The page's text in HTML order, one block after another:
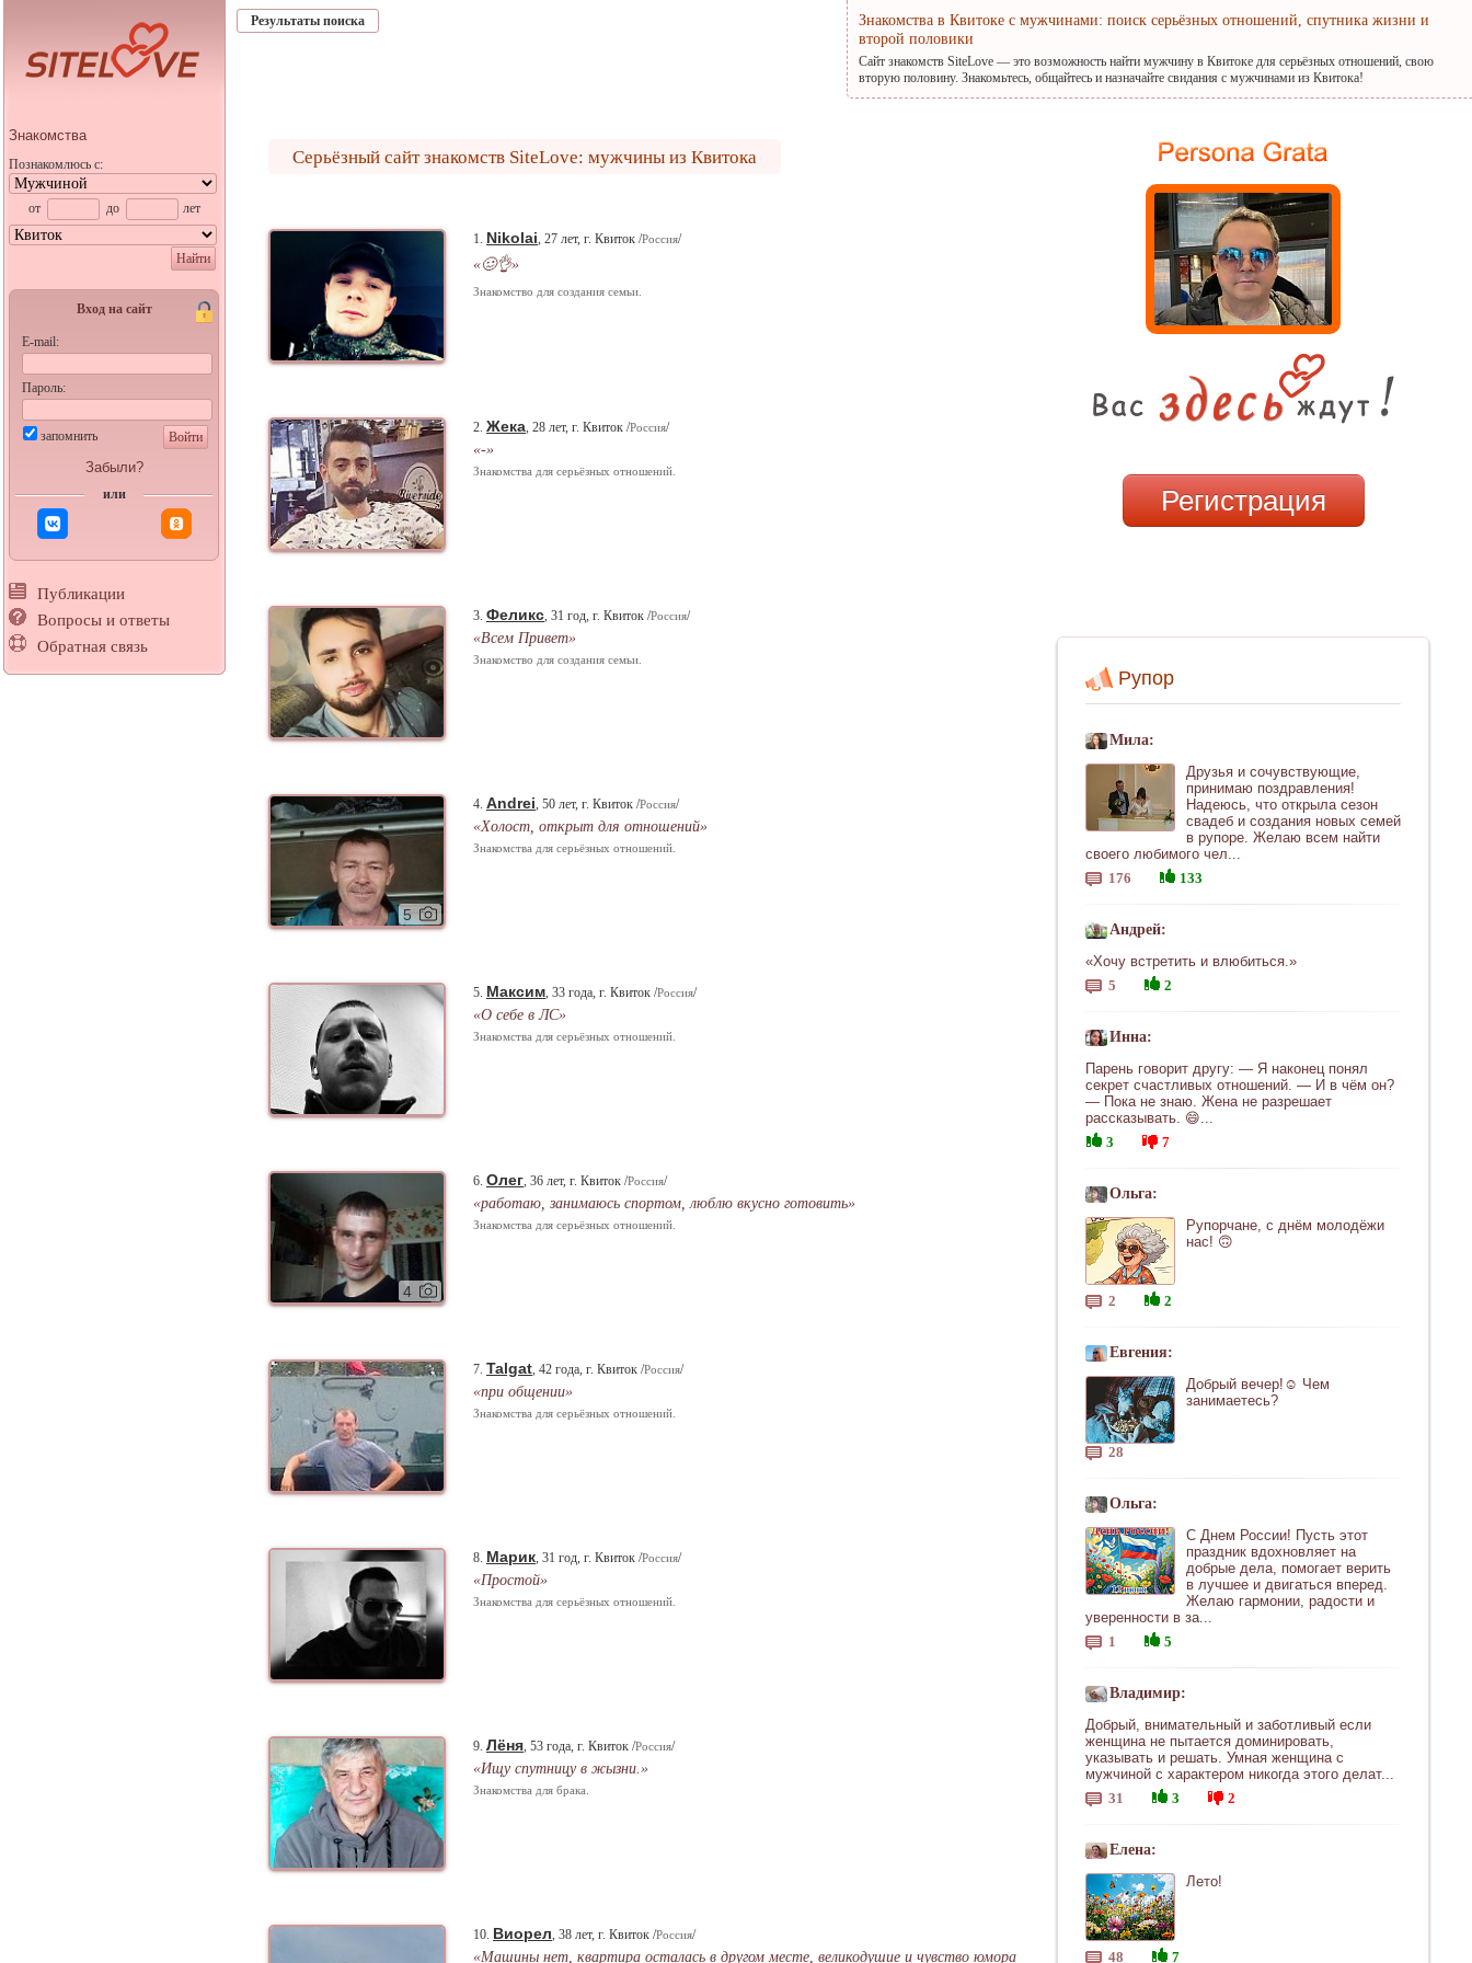
Знакомства
Познакомлюсь с:
от до лет
Найти
Вход на сайт
E-mail:
Пароль:
запомнить Войти
Забыли?
или
Публикации
Вопросы и ответы
Обратная связь
Результаты поиска
Знакомства в Квитоке с мужчинами: поиск серьёзных отношений, спутника жизни и
второй половики
Сайт знакомств SiteLove — это возможность найти мужчину в Квитоке для серьёзных отношений, свою
вторую половину. Знакомьтесь, общайтесь и назначайте свидания с мужчинами из Квитока!
Серьёзный сайт знакомств SiteLove: мужчины из Квитока
Регистрация
Рупор
Мила:
Друзья и сочувствующие,
принимаю поздравления!
Надеюсь, что открыла сезон
свадеб и создания новых семей
в рупоре. Желаю всем найти
своего любимого чел...
176
133
Андрей:
«Хочу встретить и влюбиться.»
5
2
Инна:
Парень говорит другу: — Я наконец понял
секрет счастливых отношений. — И в чём он?
— Пока не знаю. Жена не разрешает
рассказывать. 😄...
3
7
Ольга:
Рупорчане, с днём молодёжи
нас! 🙃
2 2
Евгения:
Добрый вечер!☺ Чем
занимаетесь?
28
Ольга:
С Днем России! Пусть этот
праздник вдохновляет на
добрые дела, помогает верить
в лучшее и двигаться вперед.
Желаю гармонии, радости и
уверенности в за...
1
5
Владимир:
Добрый, внимательный и заботливый если
женщина не пытается доминировать,
указывать и решать. Умная женщина с
мужчиной с характером никогда этого делат...
31
3 2
Елена:
Лето!
48 7
1. Nikolai, 27 лет, г. Квиток /Россия/
«🥴👌»
Знакомство для создания семьи.
2. Жека, 28 лет, г. Квиток /Россия/
«-»
Знакомства для серьёзных отношений.
3. Феликс, 31 год, г. Квиток /Россия/
«Всем Привет»
Знакомство для создания семьи.
5
4. Andrei, 50 лет, г. Квиток /Россия/
«Холост, открыт для отношений»
Знакомства для серьёзных отношений.
5. Максим, 33 года, г. Квиток /Россия/
«О себе в ЛС»
Знакомства для серьёзных отношений.
4
6. Олег, 36 лет, г. Квиток /Россия/
«работаю, занимаюсь спортом, люблю вкусно готовить»
Знакомства для серьёзных отношений.
7. Talgat, 42 года, г. Квиток /Россия/
«при общении»
Знакомства для серьёзных отношений.
8. Марик, 31 год, г. Квиток /Россия/
«Простой»
Знакомства для серьёзных отношений.
9. Лёня, 53 года, г. Квиток /Россия/
«Ищу спутницу в жызни.»
Знакомства для брака.
10. Виорел, 38 лет, г. Квиток /Россия/
«Машины нет, квартира осталась в другом месте, великодушие и чувство юмора